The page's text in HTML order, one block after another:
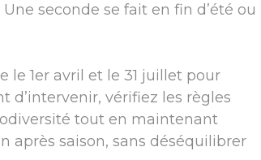
seconde se fait en fin d’été ou
1er avril et le 31 juillet pour
d’intervenir, vérifiez les règles
tout en maintenant
après saison, sans déséquilibrer